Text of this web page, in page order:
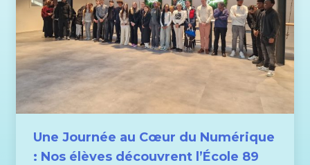
Une Journée au Cœur du Numérique
: Nos élèves découvrent l’École 89